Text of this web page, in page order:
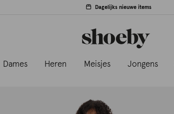
Dagelijks nieuwe items
Dames Heren Meisjes Jongens